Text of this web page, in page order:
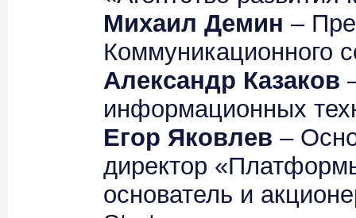
Михаил Демин –
Коммуникационного
Александр Казаков
информационных
Егор Яковлев –
директор
основатель и